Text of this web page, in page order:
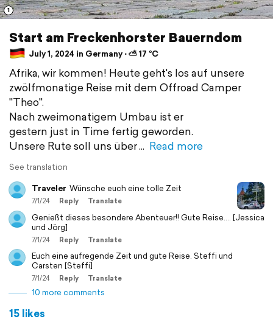
1
Start am Freckenhorster Bauerndom
July 1, 2024 in Germany ⋅ ⛅ 17 °C
Afrika, wir kommen! Heute geht's los auf unsere
zwölfmonatige Reise mit dem Offroad Camper
"Theo".
Nach zweimonatigem Umbau ist er
gestern just in Time fertig geworden.
Unsere Rute soll uns über
Read more
See translation
Traveler Wünsche euch eine tolle Zeit
7/1/24 Reply Translate
Genießt dieses besondere Abenteuer!! Gute Reise.... [Jessica
und Jörg]
7/1/24 Reply Translate
Euch eine aufregende Zeit und gute Reise. Steffi und
Carsten [Steffi]
7/1/24 Reply Translate
10 more comments
15 likes